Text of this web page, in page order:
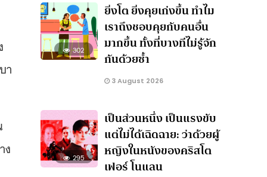
า
ง
302
ยิ่งโต ยิ่งคุยเก่งขึ้น ทำไม
เราถึงชอบคุยกับคนอื่น
มากขึ้น ทั้งที่บางทีไม่รู้จัก
กันด้วยซ้ำ
3 August 2026
295
เป็นส่วนหนึ่ง เป็นแรงขับ
แต่ไม่ได้เฉิดฉาย: ว่าด้วยผู้
หญิงในหนังของคริสโต
เฟอร์ โนแลน